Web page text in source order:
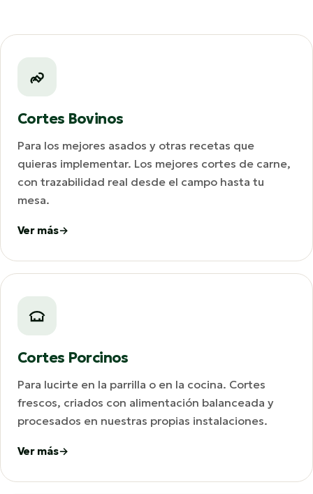
Cortes Bovinos
Para los mejores asados y otras recetas que
quieras implementar. Los mejores cortes de carne,
con trazabilidad real desde el campo hasta tu
mesa.
Ver más
Cortes Porcinos
Para lucirte en la parrilla o en la cocina. Cortes
frescos, criados con alimentación balanceada y
procesados en nuestras propias instalaciones.
Ver más